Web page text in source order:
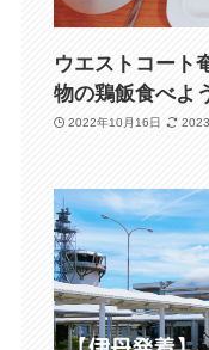
ウエストコート
物の鶏飯食べよ
2022年10月16日